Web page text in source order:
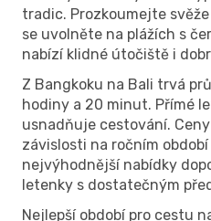
tradic. Prozkoumejte
se uvolněte na plážích s
nabízí klidné útočiště i
Z Bangkoku na Bali trvá
hodiny a 20 minut. Přímé
usnadňuje cestování.
závislosti na ročním
nejvýhodnější nabídky
letenky s dostatečným
Nejlepší období pro cestu